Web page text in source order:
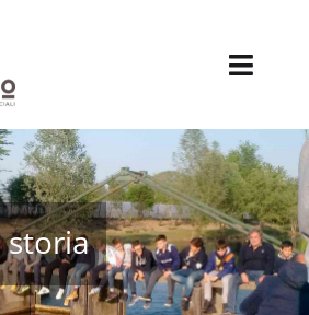
Chi siamo
nostre cooperative
associate
storia